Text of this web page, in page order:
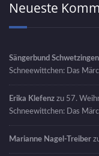
Neueste
Sängerbund Schwetzingen
Schneewittchen: Das
Erika Klefenz zu 57.
Schneewittchen: Das
Marianne Nagel-Treiber